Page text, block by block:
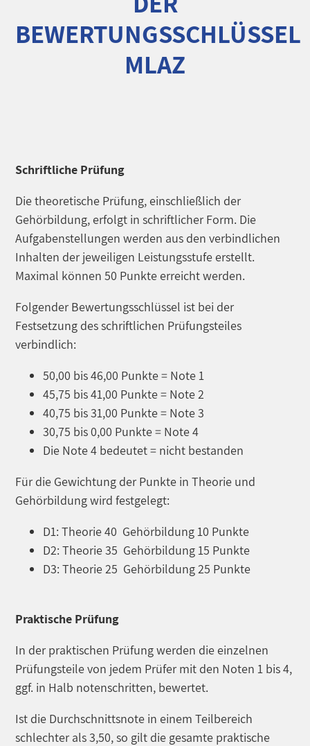
BEWERTUNGSSCHLÜSSEL
MLAZ
Schriftliche Prüfung
Die theoretische Prüfung, einschließlich der
Gehörbildung, erfolgt in schriftlicher Form. Die
Aufgabenstellungen werden aus den verbindlichen
Inhalten der jeweiligen Leistungsstufe erstellt.
Maximal können 50 Punkte erreicht werden.
Folgender Bewertungsschlüssel ist bei der
Festsetzung des schriftlichen Prüfungsteiles
verbindlich:
50,00 bis 46,00 Punkte = Note 1
45,75 bis 41,00 Punkte = Note 2
40,75 bis 31,00 Punkte = Note 3
30,75 bis 0,00 Punkte = Note 4
Die Note 4 bedeutet = nicht bestanden
Für die Gewichtung der Punkte in Theorie und
Gehörbildung wird festgelegt:
D1: Theorie 40 Gehörbildung 10 Punkte
D2: Theorie 35 Gehörbildung 15 Punkte
D3: Theorie 25 Gehörbildung 25 Punkte
Praktische Prüfung
In der praktischen Prüfung werden die einzelnen
Prüfungsteile von jedem Prüfer mit den Noten 1 bis 4,
ggf. in Halb notenschritten, bewertet.
Ist die Durchschnittsnote in einem Teilbereich
schlechter als 3,50, so gilt die gesamte praktische